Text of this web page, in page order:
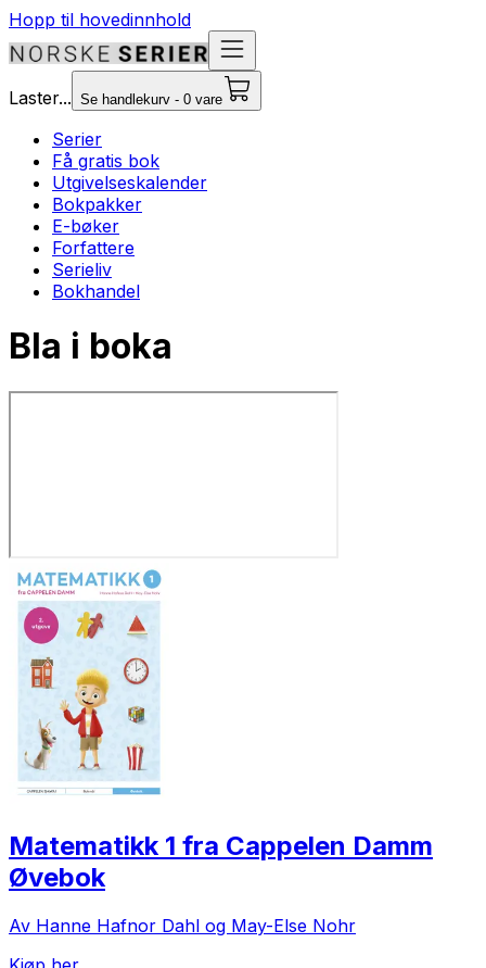
Hopp til hovedinnhold
Laster... Se handlekurv - 0 vare
Serier
Få gratis bok
Utgivelseskalender
Bokpakker
E-bøker
Forfattere
Serieliv
Bokhandel
Bla i boka
Matematikk 1 fra Cappelen Damm
Øvebok
Av Hanne Hafnor Dahl og May-Else Nohr